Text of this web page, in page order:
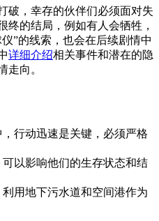
破，幸存的伙伴们必须面对失
终的结局，例如有人会牺牲，
”的线索，也会在后续剧情中
详细介绍相关事件和潜在的隐
走向。
行动迅速是关键，必须严格
以影响他们的生存状态和结
用地下污水道和空间港作为